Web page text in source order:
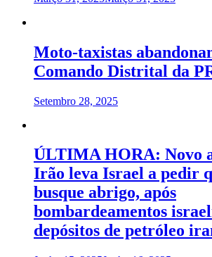
Moto-taxistas
Comando Distrital da
Setembro 28, 2025
ÚLTIMA HORA: Novo
Irão leva Israel a pedir
busque abrigo, após
bombardeamentos
depósitos de petróleo